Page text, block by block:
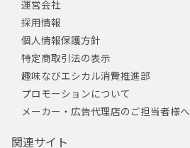
運営会社
採用情報
個人情報保護方針
特定商取引法の表示
趣味なびエシカル消費推進部
プロモーションについて
メーカー・広告代理店のご担当者様へ
関連サイト